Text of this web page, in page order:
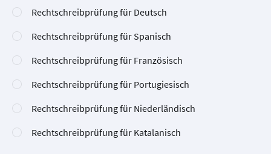
Rechtschreibprüfung für Deutsch
Rechtschreibprüfung für Spanisch
Rechtschreibprüfung für Französisch
Rechtschreibprüfung für Portugiesisch
Rechtschreibprüfung für Niederländisch
Rechtschreibprüfung für Katalanisch